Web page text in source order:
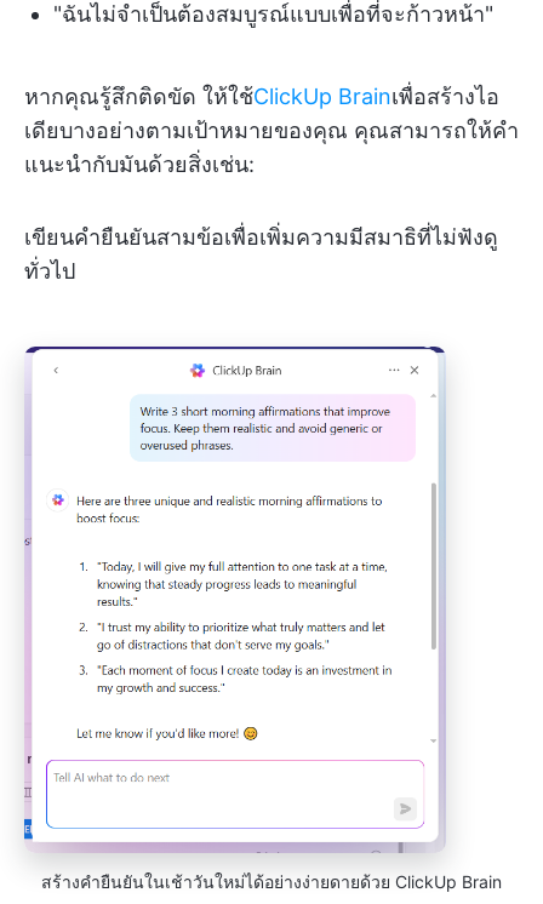
"ฉันไม่จำเป็นต้องสมบูรณ์แบบเพื่อที่จะก้าวหน้า"
หากคุณรู้สึกติดขัด ให้ใช้ClickUp Brainเพื่อสร้างไอ
เดียบางอย่างตามเป้าหมายของคุณ คุณสามารถให้คำ
แนะนำกับมันด้วยสิ่งเช่น:
เขียนคำยืนยันสามข้อเพื่อเพิ่มความมีสมาธิที่ไม่ฟังดู
ทั่วไป
สร้างคำยืนยันในเช้าวันใหม่ได้อย่างง่ายดายด้วย ClickUp Brain